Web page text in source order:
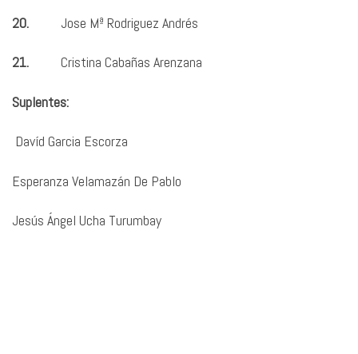
20. Jose Mª Rodriguez Andrés
21. Cristina Cabañas Arenzana
Suplentes:
Davíd Garcia Escorza
Esperanza Velamazán De Pablo
Jesús Ángel Ucha Turumbay